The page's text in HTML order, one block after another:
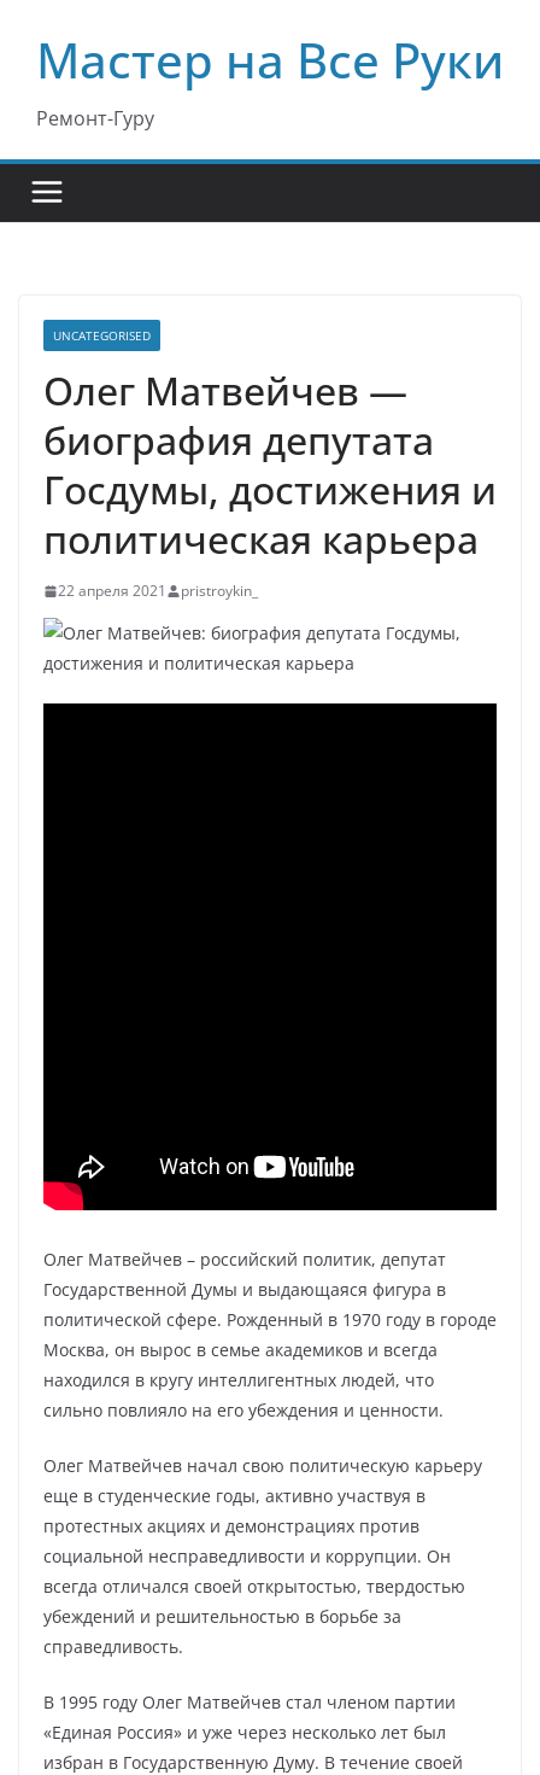
содержимому
Мастер на Все Руки
Ремонт-Гуру
UNCATEGORISED
Олег Матвейчев —
биография депутата
Госдумы, достижения и
политическая карьера
22 апреля 2021 pristroykin_
Олег Матвейчев – российский политик, депутат
Государственной Думы и выдающаяся фигура в
политической сфере. Рожденный в 1970 году в городе
Москва, он вырос в семье академиков и всегда
находился в кругу интеллигентных людей, что
сильно повлияло на его убеждения и ценности.
Олег Матвейчев начал свою политическую карьеру
еще в студенческие годы, активно участвуя в
протестных акциях и демонстрациях против
социальной несправедливости и коррупции. Он
всегда отличался своей открытостью, твердостью
убеждений и решительностью в борьбе за
справедливость.
В 1995 году Олег Матвейчев стал членом партии
«Единая Россия» и уже через несколько лет был
избран в Государственную Думу. В течение своей